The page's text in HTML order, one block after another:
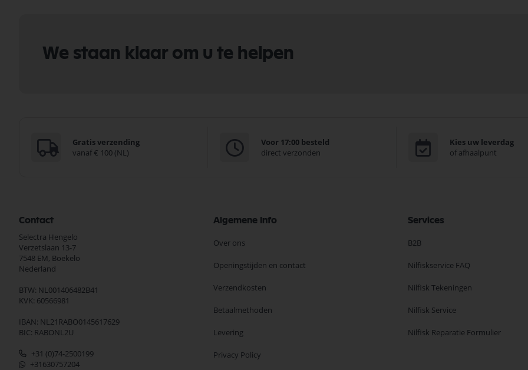
We staan klaar om u te helpen
Gratis verzending
vanaf € 100 (NL)
Voor 17:00 besteld
direct verzonden
Kies uw leverdag
of afhaalpunt
Contact
Selectra Hengelo
Verzetslaan 13-7
7548 EM, Boekelo
Nederland
BTW: NL001406482B41
KVK: 60566981
IBAN: NL21RABO0145617629
BIC: RABONL2U
+31 (0)74-2500199
+31630757204
Algemene Info
Over ons
Openingstijden en contact
Verzendkosten
Betaalmethoden
Levering
Privacy Policy
Services
B2B
Nilfiskservice FAQ
Nilfisk Tekeningen
Nilfisk Service
Nilfisk Reparatie Formulier